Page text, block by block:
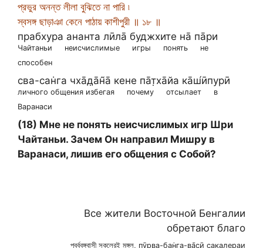
প্রভুর অনন্ত লীলা বুঝিতে না পারি ৷
স্বসঙ্গ ছাড়াঞা কেনে পাঠায় কাশীপুরী ॥ ১৮ ॥
прабхура ананта лӣла̄ буджхите на̄ па̄ри
Чайтаньи неисчислимые игры понять
не
способен
сва-сан̇га чха̄д̣а̄н̃а̄ кене па̄т̣ха̄йа ка̄ш́ӣпурӣ
личного общения избегая почему отсылает
в
Варанаси
(18) Мне не понять неисчислимых игр Шри
Чайтаньи. Зачем Он направил Мишру в
Варанаси, лишив его общения с Собой?
Все жители Восточной Бенгалии
обретают благо
পূর্ব্ববঙ্গবাসী সকলেরই মঙ্গল, пӯрва-бан̇га-ва̄сӣ сакалераи